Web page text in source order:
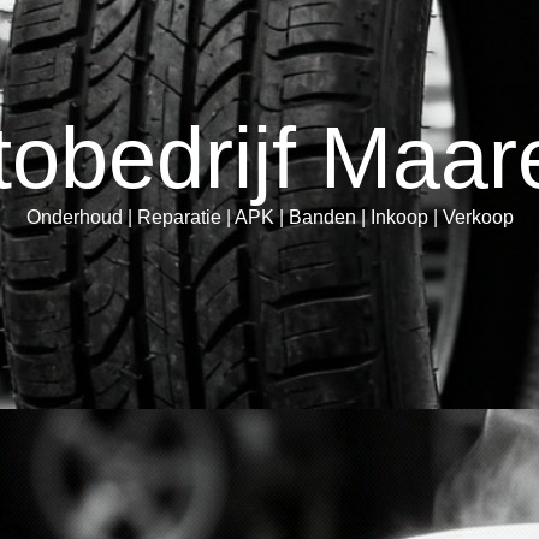
Onderhoud | Reparatie | APK | Banden | Inkoop | Verkoop